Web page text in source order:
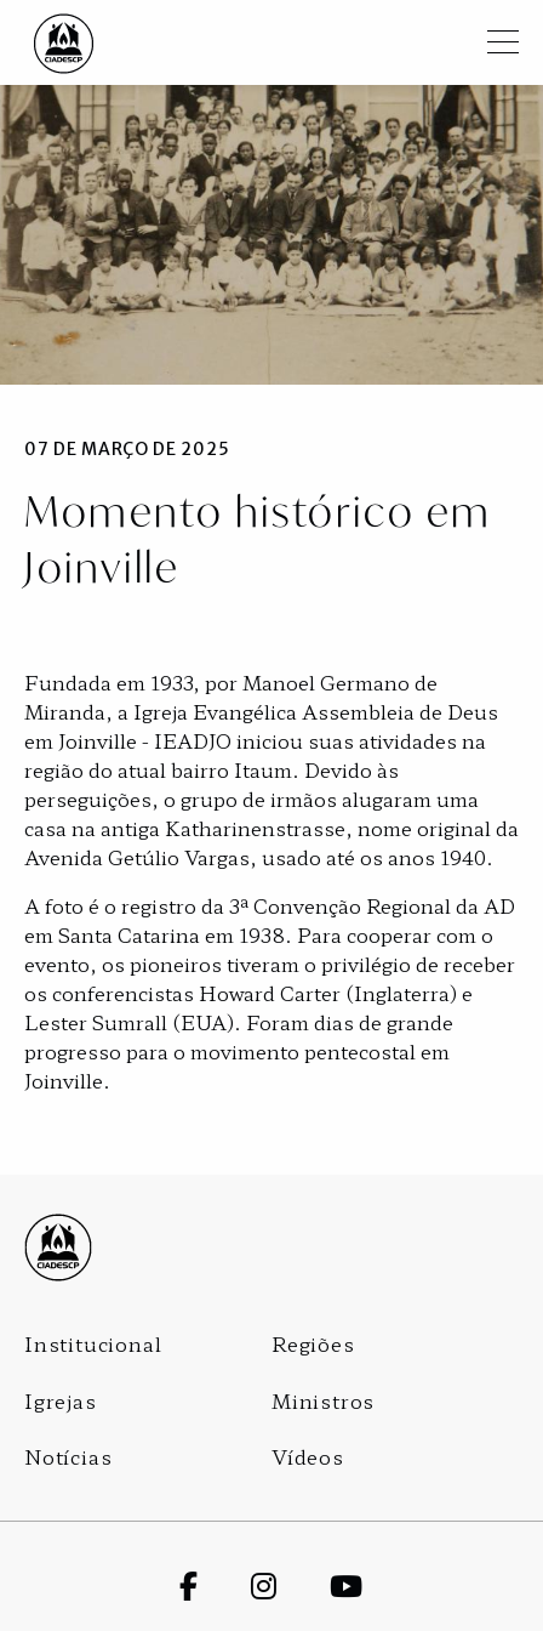
Pular para o conteúdo principal
Institucional
Regiões
Igrejas
Ministros
Notícias
Filtrar
07 DE MARÇO DE 2025
Momento histórico em
Joinville
Fundada em 1933, por Manoel Germano de
Miranda, a Igreja Evangélica Assembleia de Deus
em Joinville - IEADJO iniciou suas atividades na
região do atual bairro Itaum. Devido às
perseguições, o grupo de irmãos alugaram uma
casa na antiga Katharinenstrasse, nome original da
Avenida Getúlio Vargas, usado até os anos 1940.
A foto é o registro da 3ª Convenção Regional da AD
em Santa Catarina em 1938. Para cooperar com o
evento, os pioneiros tiveram o privilégio de receber
os conferencistas Howard Carter (Inglaterra) e
Lester Sumrall (EUA). Foram dias de grande
progresso para o movimento pentecostal em
Joinville.
Footer
Menu
Institucional
Regiões
Igrejas
Ministros
Notícias
Vídeos